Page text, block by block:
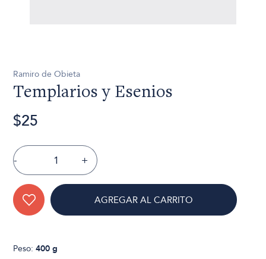
Ramiro de Obieta
Templarios y Esenios
$25
- +
AGREGAR AL CARRITO
Peso:400 g